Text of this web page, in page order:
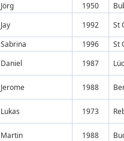
Jörg 1950
Jay 1992
St
Sabrina 1996
St
Daniel 1987
Jerome 1988
Lukas 1973
Martin 1988